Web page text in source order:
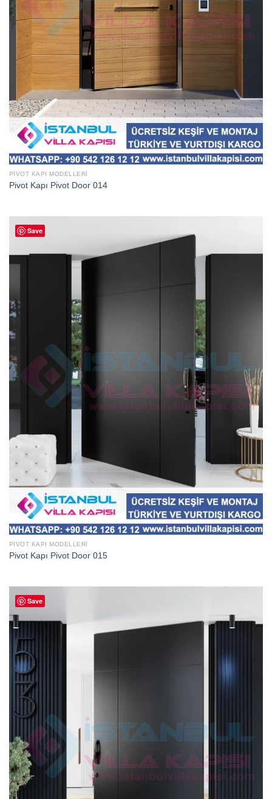
PIVOT KAPI MODELLERI
Pivot Kapı Pivot Door 014
Save
PIVOT KAPI MODELLERI
Pivot Kapı Pivot Door 015
Save